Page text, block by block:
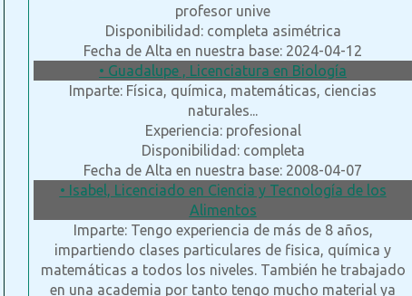
profesor unive
Disponibilidad: completa asimétrica
Fecha de Alta en nuestra base: 2024-04-12
• Guadalupe , Licenciatura en Biología
Imparte: Física, química, matemáticas, ciencias
naturales...
Experiencia: profesional
Disponibilidad: completa
Fecha de Alta en nuestra base: 2008-04-07
• Isabel, Licenciado en Ciencia y Tecnología de los
Alimentos
Imparte: Tengo experiencia de más de 8 años,
impartiendo clases particulares de fisica, química y
matemáticas a todos los niveles. También he trabajado
en una academia por tanto tengo mucho material ya